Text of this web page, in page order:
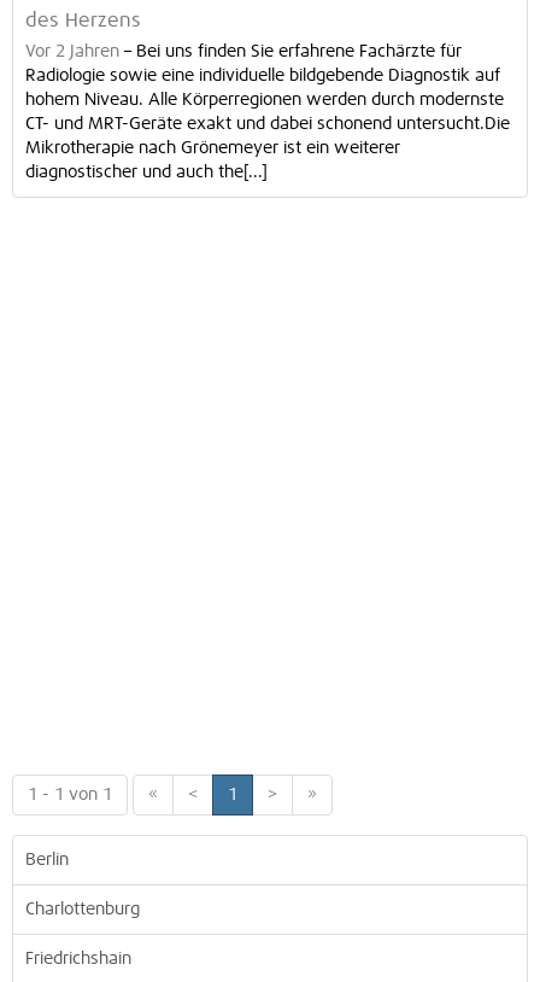
des Herzens
Vor 2 Jahren – Bei uns finden Sie erfahrene Fachärzte für
Radiologie sowie eine individuelle bildgebende Diagnostik auf
hohem Niveau. Alle Körperregionen werden durch modernste
CT- und MRT-Geräte exakt und dabei schonend untersucht.Die
Mikrotherapie nach Grönemeyer ist ein weiterer
diagnostischer und auch the[...]
1 - 1 von 1 « < 1 > »
Berlin
Charlottenburg
Friedrichshain